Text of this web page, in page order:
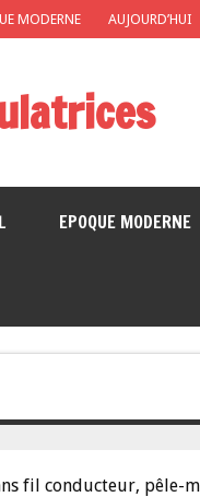
MODERNE AUJOURD’HUI
EPOQUE MODERNE
fil conducteur, pêle-